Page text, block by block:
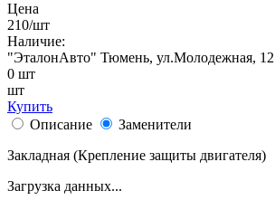
Цена
210/шт
Наличие:
"ЭталонАвто" Тюмень, ул.Молодежная, 12
0 шт
шт
Купить
Описание
Заменители
Закладная (Крепление защиты двигателя)
Загрузка данных...